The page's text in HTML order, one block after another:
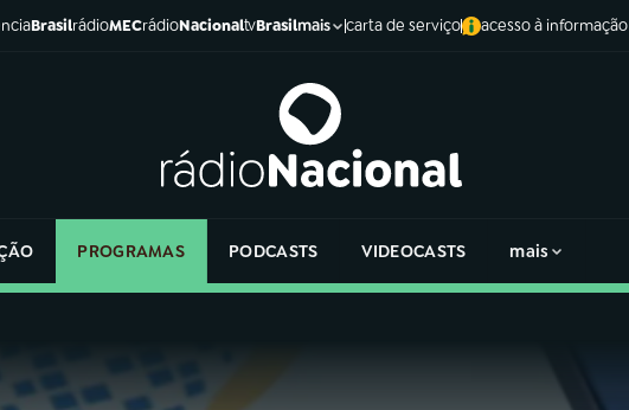
BrasilrádioMECrádioNacionaltvBrasilmais carta de serviço acesso à informação
PROGRAMAS PODCASTS VIDEOCASTS mais